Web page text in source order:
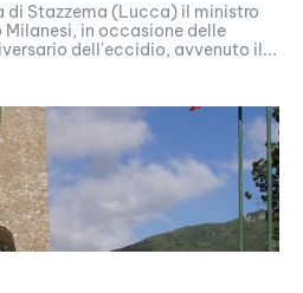
di Stazzema (Lucca) il ministro
Milanesi, in occasione delle
dell'eccidio, avvenuto il...